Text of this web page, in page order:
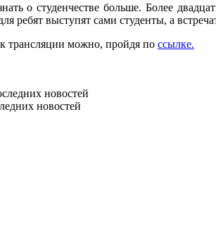
о студенчестве больше. Более
ребят выступят сами студенты, а
трансляции можно, пройдя по ссылке.
новостей
новостей